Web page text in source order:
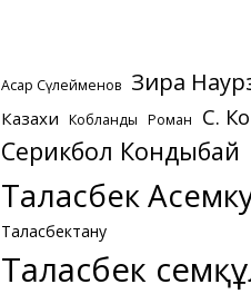
Асқар Сүлейменов Зира
Казахи Кобланды Роман С.
Серикбол Кондыбай
Таласбек
Таласбектану
Таласбек